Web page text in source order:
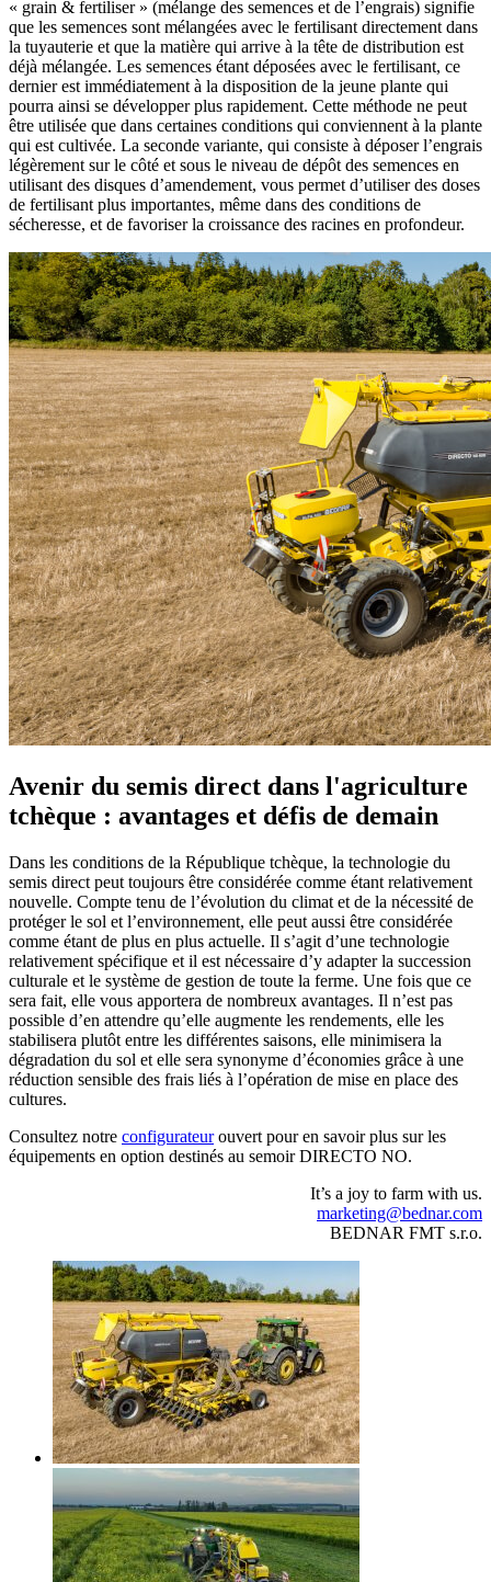
« grain & fertiliser » (mélange des semences et de l’engrais) signifie
que les semences sont mélangées avec le fertilisant directement dans
la tuyauterie et que la matière qui arrive à la tête de distribution est
déjà mélangée. Les semences étant déposées avec le fertilisant, ce
dernier est immédiatement à la disposition de la jeune plante qui
pourra ainsi se développer plus rapidement. Cette méthode ne peut
être utilisée que dans certaines conditions qui conviennent à la plante
qui est cultivée. La seconde variante, qui consiste à déposer l’engrais
légèrement sur le côté et sous le niveau de dépôt des semences en
utilisant des disques d’amendement, vous permet d’utiliser des doses
de fertilisant plus importantes, même dans des conditions de
sécheresse, et de favoriser la croissance des racines en profondeur.
Avenir du semis direct dans l'agriculture
tchèque : avantages et défis de demain
Dans les conditions de la République tchèque, la technologie du
semis direct peut toujours être considérée comme étant relativement
nouvelle. Compte tenu de l’évolution du climat et de la nécessité de
protéger le sol et l’environnement, elle peut aussi être considérée
comme étant de plus en plus actuelle. Il s’agit d’une technologie
relativement spécifique et il est nécessaire d’y adapter la succession
culturale et le système de gestion de toute la ferme. Une fois que ce
sera fait, elle vous apportera de nombreux avantages. Il n’est pas
possible d’en attendre qu’elle augmente les rendements, elle les
stabilisera plutôt entre les différentes saisons, elle minimisera la
dégradation du sol et elle sera synonyme d’économies grâce à une
réduction sensible des frais liés à l’opération de mise en place des
cultures.
Consultez notre configurateurouvert pour en savoir plus sur les
équipements en option destinés au semoir DIRECTO NO.
It’s a joy to farm with us.
marketing@bednar.com
BEDNAR FMT s.r.o.